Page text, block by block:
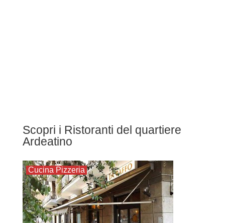
Scopri i Ristoranti del quartiere
Ardeatino
Cucina Pizzeria